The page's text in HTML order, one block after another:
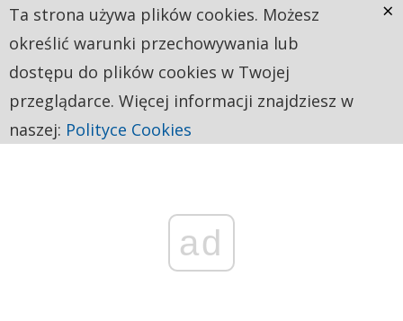
ad
Ta strona używa plików cookies. Możesz
określić warunki przechowywania lub
dostępu do plików cookies w Twojej
przeglądarce. Więcej informacji znajdziesz w
naszej: Polityce Cookies
×